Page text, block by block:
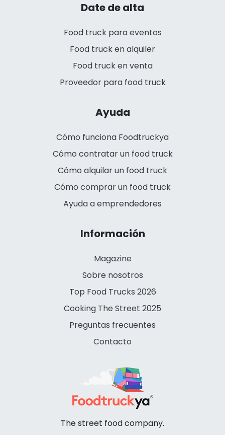
Date de alta
Food truck para eventos
Food truck en alquiler
Food truck en venta
Proveedor para food truck
Ayuda
Cómo funciona Foodtruckya
Cómo contratar un food truck
Cómo alquilar un food truck
Cómo comprar un food truck
Ayuda a emprendedores
Información
Magazine
Sobre nosotros
Top Food Trucks 2026
Cooking The Street 2025
Preguntas frecuentes
Contacto
The street food company.